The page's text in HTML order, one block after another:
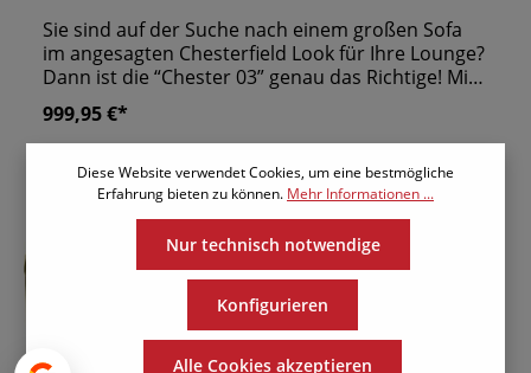
Sie sind auf der Suche nach einem großen Sofa
im angesagten Chesterfield Look für Ihre Lounge?
Dann ist die “Chester 03” genau das Richtige! Mit
einer Gesamtbreite von zwei Metern bietet das
Sofa genügend Platz für bis zu drei Gäste. Damit
das 3-er Sofa zur Einrichtung Ihrer Lounge passt,
liefern wir es mit dem Stoff- oder
Kunstlederbezug Ihrer Wahl. So verleihen Sie dem
Möbelstück Ihren persönlichen Charakter.
999,95 €*
Diese Website verwendet Cookies, um eine bestmögliche
Erfahrung bieten zu können. Mehr Informationen ...
Nur technisch notwendige
Konfigurieren
Alle Cookies akzeptieren